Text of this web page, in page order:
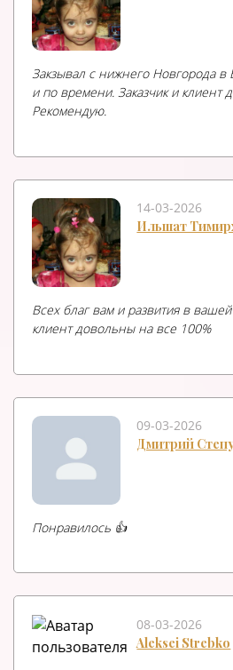
Закзывал с нижнего Новгорода в
и по времени. Заказчик и клиент
Рекомендую.
14-03-2026
Ильшат
Всех благ вам и развития в вашей
клиент довольны на все 100%
09-03-2026
Дмитрий
Понравилось 👍
08-03-2026
Aleksei Strebko